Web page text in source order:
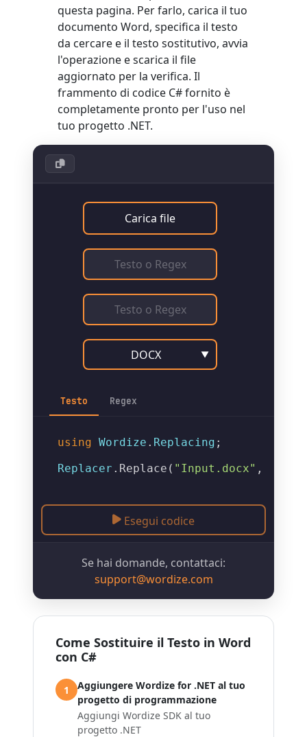
questa pagina. Per farlo, carica il tuo
documento Word, specifica il testo
da cercare e il testo sostitutivo, avvia
l'operazione e scarica il file
aggiornato per la verifica. Il
frammento di codice C# fornito è
completamente pronto per l'uso nel
tuo progetto .NET.
Carica file
DOCX ▼
Testo Regex
using Wordize . Replacing ;
Replacer . Replace ( "Input.docx" ,
Esegui codice
Se hai domande, contattaci:
support@wordize.com
Come Sostituire il Testo in Word
con C#
1
Aggiungere Wordize for .NET al tuo
progetto di programmazione
Aggiungi Wordize SDK al tuo
progetto .NET